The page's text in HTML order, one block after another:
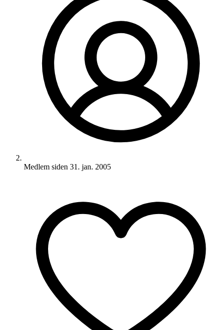
Medlem siden 31. jan. 2005